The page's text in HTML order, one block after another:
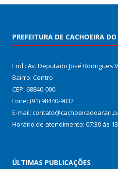
PREFEITURA DE CACHOEIRA
End.: Av. Deputado José Rodrigues
Bairro: Centro
CEP: 68840-000
Fone: (91) 98440-9032
E-mail:
Horário de atendimento: 07:30 às
ÚLTIMAS PUBLICAÇÕES